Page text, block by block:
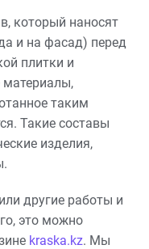
который наносят
и на фасад) перед
плитки и
материалы,
таким
Такие составы
изделия,
другие работы и
это можно
kraska.kz. Мы